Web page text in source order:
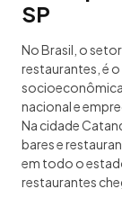
SP
No Brasil, o
restaurantes, é
nacional e
Na cidade
bares e
em todo o
restaurantes